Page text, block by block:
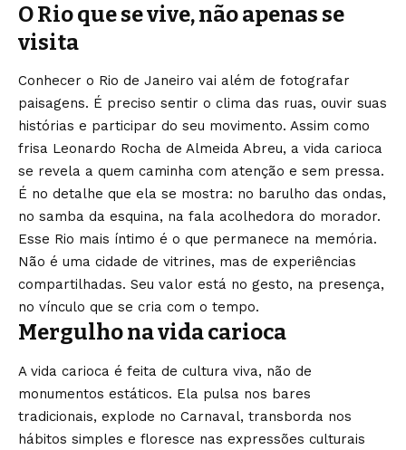
O Rio que se vive, não apenas se
visita
Conhecer o Rio de Janeiro vai além de fotografar
paisagens. É preciso sentir o clima das ruas, ouvir suas
histórias e participar do seu movimento. Assim como
frisa Leonardo Rocha de Almeida Abreu, a vida carioca
se revela a quem caminha com atenção e sem pressa.
É no detalhe que ela se mostra: no barulho das ondas,
no samba da esquina, na fala acolhedora do morador.
Esse Rio mais íntimo é o que permanece na memória.
Não é uma cidade de vitrines, mas de experiências
compartilhadas. Seu valor está no gesto, na presença,
no vínculo que se cria com o tempo.
Mergulho na vida carioca
A vida carioca é feita de cultura viva, não de
monumentos estáticos. Ela pulsa nos bares
tradicionais, explode no Carnaval, transborda nos
hábitos simples e floresce nas expressões culturais